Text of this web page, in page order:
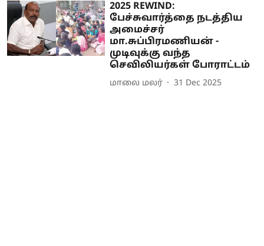
2025 REWIND:
பேச்சுவார்த்தை நடத்திய
அமைச்சர்
மா.சுப்பிரமணியன் -
முடிவுக்கு வந்த
செவிலியர்கள் போராட்டம்
மாலை மலர் 31 Dec 2025